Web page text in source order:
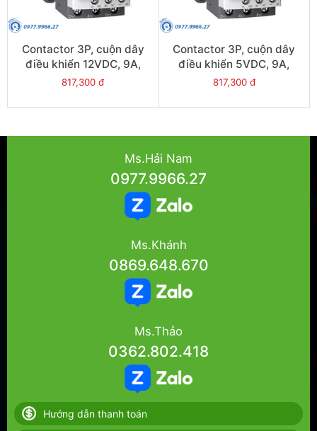
Contactor 3P, cuộn dây
điều khiển 12VDC, 9A,
1N/O, 1N/C - Model
817,300 đ
Contactor 3P, cuộn dây
điều khiển 5VDC, 9A,
1N/O, 1N/C - Model
817,300 đ
Ms.Hải Nam
0977.9966.27
Ms.Khánh
0869.648.670
Ms.Thảo
0362.802.418
Hướng dẫn thanh toán